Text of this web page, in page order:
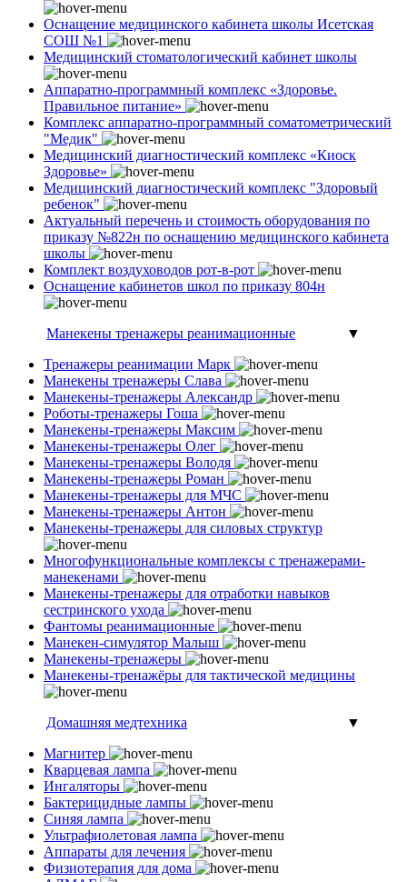
Оснащение медицинского кабинета школы Исетская
СОШ №1
Медицинский стоматологический кабинет школы
Аппаратно-программный комплекс «Здоровье.
Правильное питание»
Комплекс аппаратно-программный соматометрический
"Медик"
Медицинский диагностический комплекс «Киоск
Здоровье»
Медицинский диагностический комплекс "Здоровый
ребенок"
Актуальный перечень и стоимость оборудования по
приказу №822н по оснащению медицинского кабинета
школы
Комплект воздуховодов рот-в-рот
Оснащение кабинетов школ по приказу 804н
Манекены тренажеры реанимационные
▼
Тренажеры реанимации Марк
Манекены тренажеры Слава
Манекены-тренажеры Александр
Роботы-тренажеры Гоша
Манекены-тренажеры Максим
Манекены-тренажеры Олег
Манекены-тренажеры Володя
Манекены-тренажеры Роман
Манекены-тренажеры для МЧС
Манекены-тренажеры Антон
Манекены-тренажеры для силовых структур
Многофункциональные комплексы с тренажерами-
манекенами
Манекены-тренажеры для отработки навыков
сестринского ухода
Фантомы реанимационные
Манекен-симулятор Малыш
Манекены-тренажеры
Манекены-тренажёры для тактической медицины
Домашняя медтехника
▼
Магнитер
Кварцевая лампа
Ингаляторы
Бактерицидные лампы
Синяя лампа
Ультрафиолетовая лампа
Аппараты для лечения
Физиотерапия для дома